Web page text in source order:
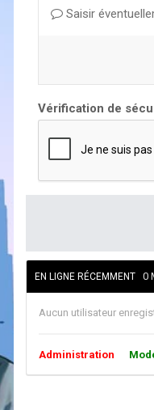
Saisir
Vérification de
EN LIGNE RÉCEMMENT 0
Aucun utilisateur
Administration